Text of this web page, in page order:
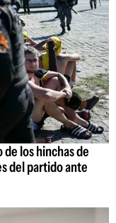
los hinchas de
del partido ante